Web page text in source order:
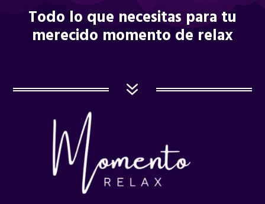
Todo lo que necesitas para tu
merecido momento de relax
7